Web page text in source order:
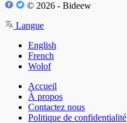
© 2026 - Bideew
Langue
English
French
Wolof
Accueil
À propos
Contactez nous
Politique de confidentialité